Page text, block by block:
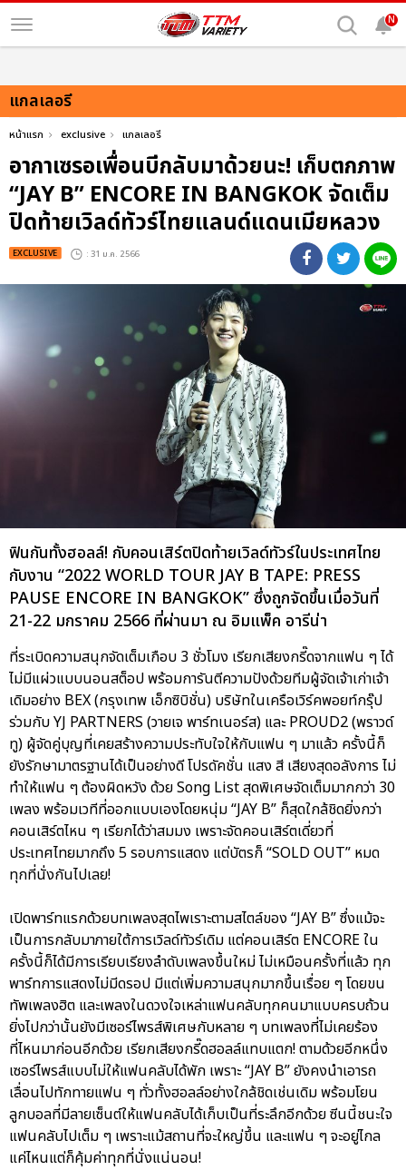
N
แกลเลอรี
หน้าแรก exclusive แกลเลอรี
อากาเซรอเพื่อนบีกลับมาด้วยนะ! เก็บตกภาพ
“JAY B” ENCORE IN BANGKOK จัดเต็ม
ปิดท้ายเวิลด์ทัวร์ไทยแลนด์แดนเมียหลวง
EXCLUSIVE : 31 ม.ค. 2566
ฟินกันทั้งฮอลล์! กับคอนเสิร์ตปิดท้ายเวิลด์ทัวร์ในประเทศไทย
กับงาน “2022 WORLD TOUR JAY B TAPE: PRESS
PAUSE ENCORE IN BANGKOK” ซึ่งถูกจัดขึ้นเมื่อวันที่
21-22 มกราคม 2566 ที่ผ่านมา ณ อิมแพ็ค อารีน่า
ที่ระเบิดความสนุกจัดเต็มเกือบ 3 ชั่วโมง เรียกเสียงกรี๊ดจากแฟน ๆ ได้
ไม่มีแผ่วแบบนอนสต็อป พร้อมการันตีความปังด้วยทีมผู้จัดเจ้าเก่าเจ้า
เดิมอย่าง BEX (กรุงเทพ เอ็กซิบิชั่น) บริษัทในเครือเวิร์คพอยท์กรุ๊ป
ร่วมกับ YJ PARTNERS (วายเจ พาร์ทเนอร์ส) และ PROUD2 (พราวด์
ทู) ผู้จัดคู่บุญที่เคยสร้างความประทับใจให้กับแฟน ๆ มาแล้ว ครั้งนี้ก็
ยังรักษามาตรฐานได้เป็นอย่างดี โปรดัคชั่น แสง สี เสียงสุดอลังการ ไม่
ทำให้แฟน ๆ ต้องผิดหวัง ด้วย Song List สุดพิเศษจัดเต็มมากกว่า 30
เพลง พร้อมเวทีที่ออกแบบเองโดยหนุ่ม “JAY B” ก็สุดใกล้ชิดยิ่งกว่า
คอนเสิร์ตไหน ๆ เรียกได้ว่าสมมง เพราะจัดคอนเสิร์ตเดี่ยวที่
ประเทศไทยมากถึง 5 รอบการแสดง แต่บัตรก็ “SOLD OUT” หมด
ทุกที่นั่งกันไปเลย!
เปิดพาร์ทแรกด้วยบทเพลงสุดไพเราะตามสไตล์ของ “JAY B” ซึ่งแม้จะ
เป็นการกลับมาภายใต้การเวิลด์ทัวร์เดิม แต่คอนเสิร์ต ENCORE ใน
ครั้งนี้ก็ได้มีการเรียบเรียงลำดับเพลงขึ้นใหม่ ไม่เหมือนครั้งที่แล้ว ทุก
พาร์ทการแสดงไม่มีดรอป มีแต่เพิ่มความสนุกมากขึ้นเรื่อย ๆ โดยขน
ทัพเพลงฮิต และเพลงในดวงใจเหล่าแฟนคลับทุกคนมาแบบครบถ้วน
ยิ่งไปกว่านั้นยังมีเซอร์ไพรส์พิเศษกับหลาย ๆ บทเพลงที่ไม่เคยร้อง
ที่ไหนมาก่อนอีกด้วย เรียกเสียงกรี๊ดฮอลล์แทบแตก! ตามด้วยอีกหนึ่ง
เซอร์ไพรส์แบบไม่ให้แฟนคลับได้พัก เพราะ “JAY B” ยังคงนำเอารถ
เลื่อนไปทักทายแฟน ๆ ทั่วทั้งฮอลล์อย่างใกล้ชิดเช่นเดิม พร้อมโยน
ลูกบอลที่มีลายเซ็นต์ให้แฟนคลับได้เก็บเป็นที่ระลึกอีกด้วย ซีนนี้ชนะใจ
แฟนคลับไปเต็ม ๆ เพราะแม้สถานที่จะใหญ่ขึ้น และแฟน ๆ จะอยู่ไกล
แค่ไหนแต่ก็คุ้มค่าทุกที่นั่งแน่นอน!